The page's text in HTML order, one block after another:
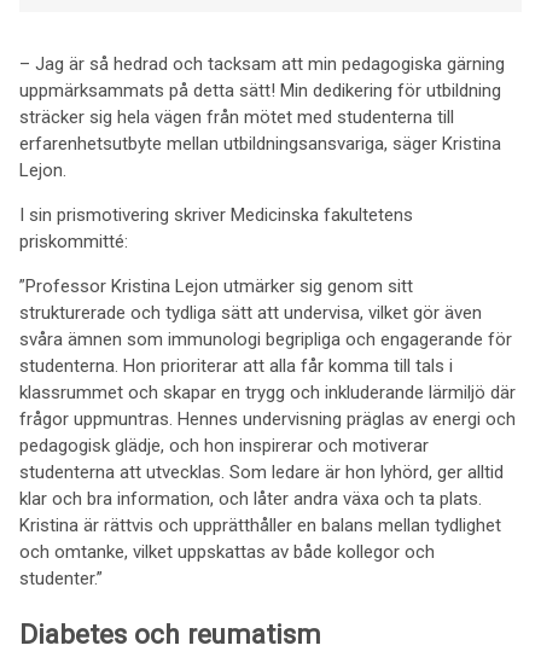
– Jag är så hedrad och tacksam att min pedagogiska gärning
uppmärksammats på detta sätt! Min dedikering för utbildning
sträcker sig hela vägen från mötet med studenterna till
erfarenhetsutbyte mellan utbildningsansvariga, säger Kristina
Lejon.
I sin prismotivering skriver Medicinska fakultetens
priskommitté:
”Professor Kristina Lejon utmärker sig genom sitt
strukturerade och tydliga sätt att undervisa, vilket gör även
svåra ämnen som immunologi begripliga och engagerande för
studenterna. Hon prioriterar att alla får komma till tals i
klassrummet och skapar en trygg och inkluderande lärmiljö där
frågor uppmuntras. Hennes undervisning präglas av energi och
pedagogisk glädje, och hon inspirerar och motiverar
studenterna att utvecklas. Som ledare är hon lyhörd, ger alltid
klar och bra information, och låter andra växa och ta plats.
Kristina är rättvis och upprätthåller en balans mellan tydlighet
och omtanke, vilket uppskattas av både kollegor och
studenter.”
Diabetes och reumatism